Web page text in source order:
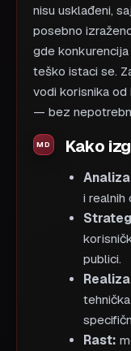
nisu usklađeni,
posebno
gde
teško istaci se.
vodi korisnika
— bez
Kako
i realnih
publici.
Rast: